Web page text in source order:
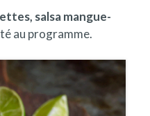
salsa mangue-
au programme.